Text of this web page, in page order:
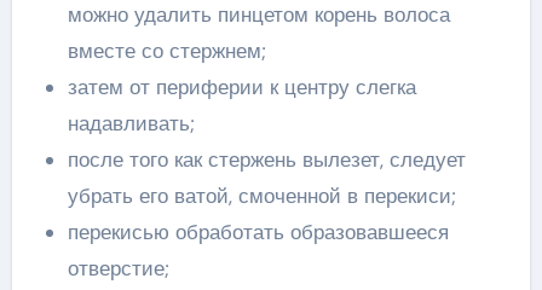
можно удалить пинцетом корень волоса
вместе со стержнем;
затем от периферии к центру слегка
надавливать;
после того как стержень вылезет, следует
убрать его ватой, смоченной в перекиси;
перекисью обработать образовавшееся
отверстие;